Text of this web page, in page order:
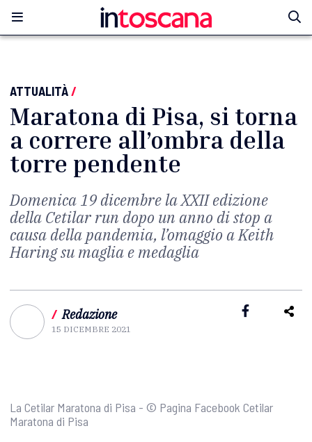
ATTUALITÀ/
Maratona di Pisa, si torna
a correre all’ombra della
torre pendente
Domenica 19 dicembre la XXII edizione
della Cetilar run dopo un anno di stop a
causa della pandemia, l’omaggio a Keith
Haring su maglia e medaglia
/ Redazione
15 DICEMBRE 2021
La Cetilar Maratona di Pisa - © Pagina Facebook Cetilar
Maratona di Pisa